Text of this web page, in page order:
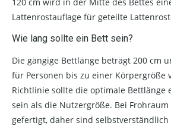
Lattenrostauflage für geteilte
Wie lang sollte ein Bett sein?
Die gängige Bettlänge beträgt 200 cm
für Personen bis zu einer Körpergröße
Richtlinie sollte die optimale Bettlänge
sein als die Nutzergröße. Bei
gefertigt, daher sind selbstverständlich